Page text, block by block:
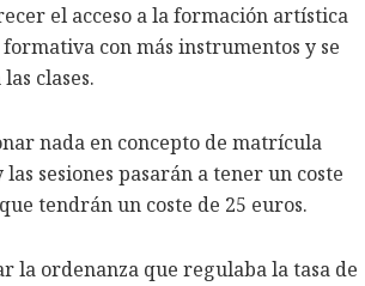
el acceso a la formación artística
con más instrumentos y se
clases.
nada en concepto de matrícula
sesiones pasarán a tener un coste
tendrán un coste de 25 euros.
la ordenanza que regulaba la tasa de